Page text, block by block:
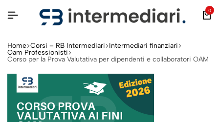
0
Home Corsi – RB Intermediari Intermediari finanziari
Oam Professionisti
Corso per la Prova Valutativa per dipendenti e collaboratori OAM